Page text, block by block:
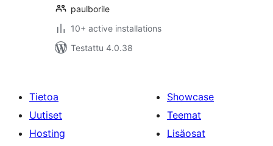
paulborile
10+ active installations
Testattu 4.0.38
Tietoa
Uutiset
Hosting
Showcase
Teemat
Lisäosat